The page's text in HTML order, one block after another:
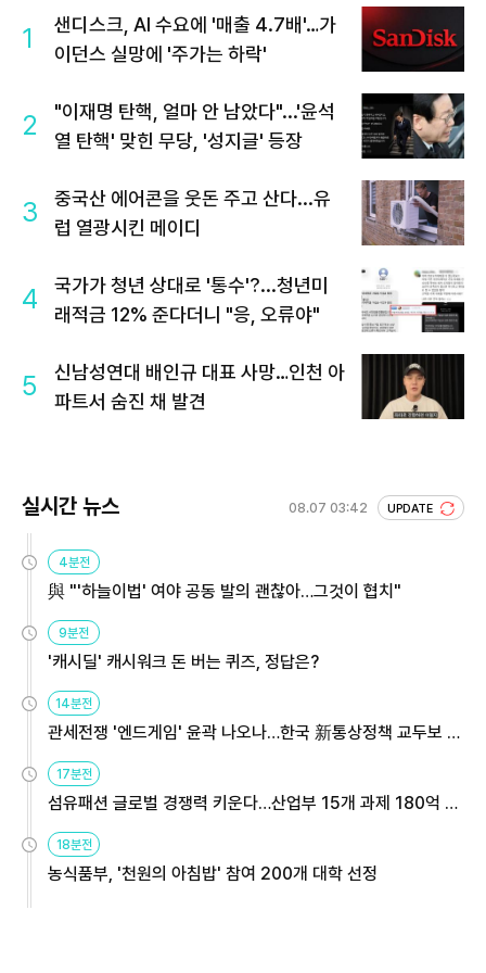
1
샌디스크, AI 수요에 '매출 4.7배'…가
이던스 실망에 '주가는 하락'
2
"이재명 탄핵, 얼마 안 남았다"...'윤석
열 탄핵' 맞힌 무당, '성지글' 등장
3
중국산 에어콘을 웃돈 주고 산다...유
럽 열광시킨 메이디
4
국가가 청년 상대로 '통수'?...청년미
래적금 12% 준다더니 "응, 오류야"
5
신남성연대 배인규 대표 사망…인천 아
파트서 숨진 채 발견
실시간 뉴스 08.07 03:42 UPDATE
4분전
與 "'하늘이법' 여야 공동 발의 괜찮아…그것이 협치"
9분전
'캐시딜' 캐시워크 돈 버는 퀴즈, 정답은?
14분전
관세전쟁 '엔드게임' 윤곽 나오나…한국 新통상정책 교두보 활
17분전
섬유패션 글로벌 경쟁력 키운다…산업부 15개 과제 180억 지
18분전
농식품부, '천원의 아침밥' 참여 200개 대학 선정